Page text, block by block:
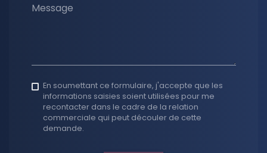
Message
En soumettant ce formulaire, j'accepte que les
informations saisies soient utilisées pour me
recontacter dans le cadre de la relation
commerciale qui peut découler de cette
demande.